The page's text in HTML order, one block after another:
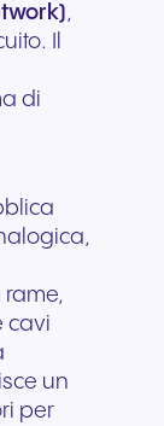
,
Il
di
cavi
un
per